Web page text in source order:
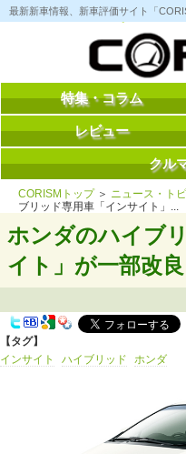
コ
ン
へ
最新新車情報、新車評価サイト「
特集・コラム
レビュー
クル
CORISMトップ＞ ニュース・ト
ブリッド専用車「インサイト」...
ホンダのハイブ
イト」が一部改
【タグ】
インサイト
ハイブリッド ホンダ